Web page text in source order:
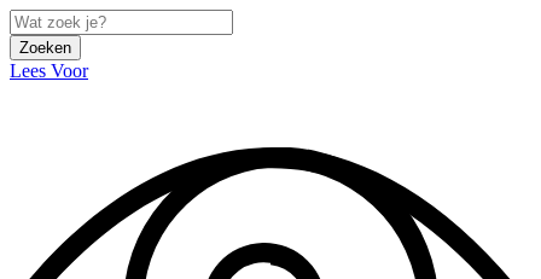
Zoeken
Lees Voor